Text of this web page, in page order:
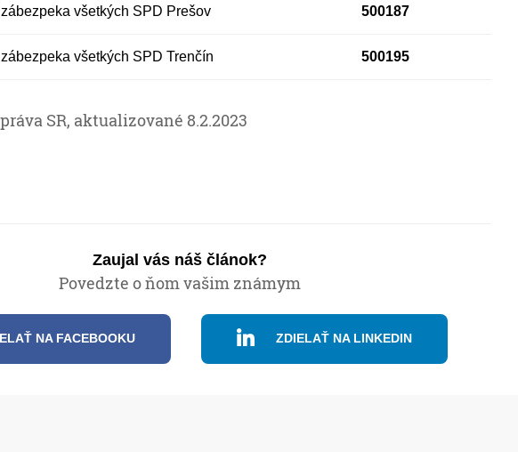
všetkých SPD Prešov 500187
všetkých SPD Trenčín 500195
SR, aktualizované 8.2.2023
Zaujal vás náš článok?
Povedzte o ňom vašim známym
NA FACEBOOKU ZDIELAŤ NA LINKEDIN